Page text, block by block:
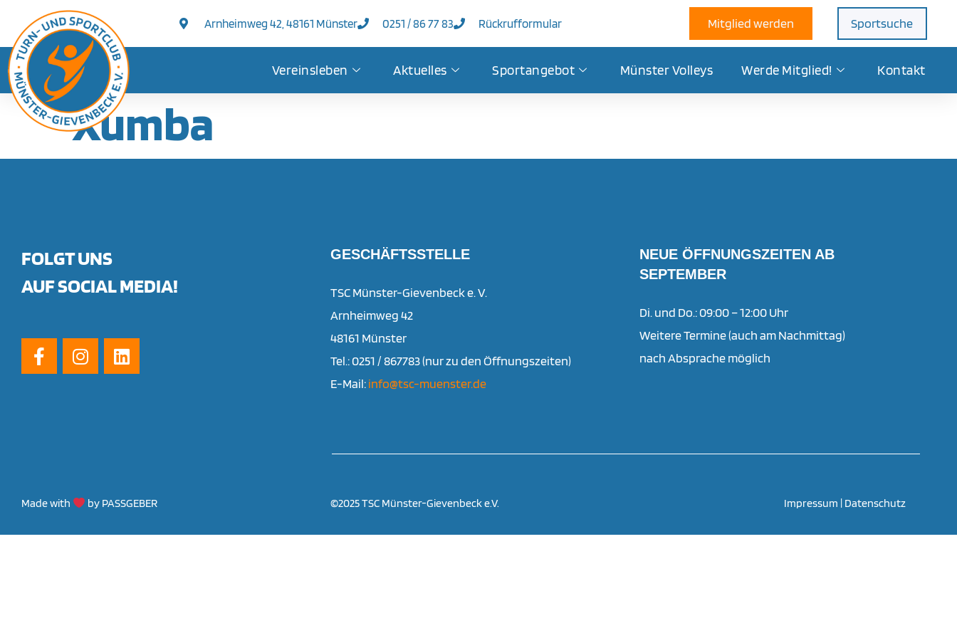
springen
Arnheimweg 42, 48161 Münster 0251 / 86 77 83 Rückrufformular Mitglied werden Sportsuche
Vereinsleben Aktuelles Sportangebot Münster Volleys Werde Mitglied! Kontakt
Xumba
FOLGT UNS
AUF SOCIAL MEDIA!
GESCHÄFTSSTELLE
TSC Münster-Gievenbeck e. V.
Arnheimweg 42
48161 Münster
Tel.: 0251 / 867783 (nur zu den Öffnungszeiten)
E-Mail:info@tsc-muenster.de
NEUE ÖFFNUNGSZEITEN AB
SEPTEMBER
Di. und Do.: 09:00 – 12:00 Uhr
Weitere Termine (auch am Nachmittag)
nach Absprache möglich
Made with by PASSGEBER ©2025 TSC Münster-Gievenbeck e.V. Impressum | Datenschutz